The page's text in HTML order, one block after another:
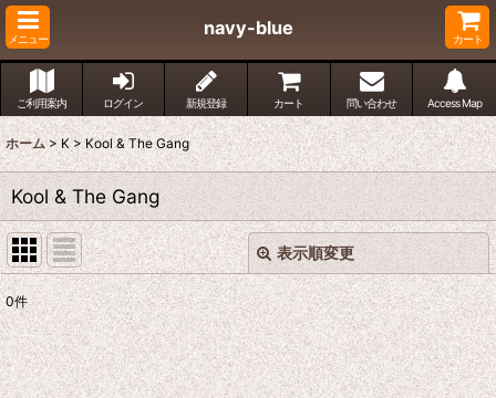
メニュー
navy-blue
カート
ご利用案内 ログイン 新規登録 カート 問い合わせ Access Map
ホーム > K > Kool & The Gang
Kool & The Gang
表示順変更
表示数:
並び順:
閉じる
0件